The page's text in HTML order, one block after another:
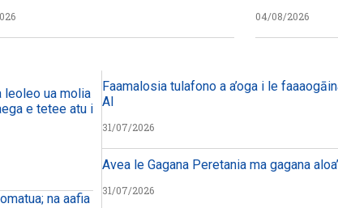
04/08/2026
leoleo ua molia i le tulafono i le
e tetee atu i faiga pi’opi’o
na aafia
Faamalosia tulafono a a’oga i le
AI
31/07/2026
Avea le Gagana Peretania ma gagana
31/07/2026